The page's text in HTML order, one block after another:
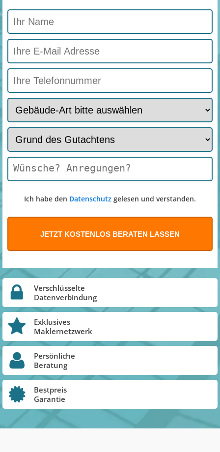
Ich habe den Datenschutz gelesen und verstanden.
Verschlüsselte
Datenverbindung
Exklusives
Maklernetzwerk
Persönliche
Beratung
Bestpreis
Garantie